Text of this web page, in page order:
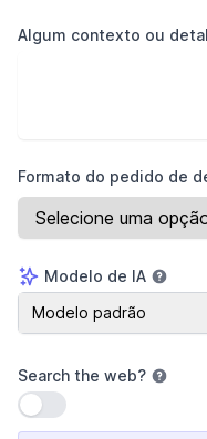
Algum contexto ou
Formato do pedido de
Modelo de IA
Modelo de IA
Modelo padrão
Search the web?
Usar configuração